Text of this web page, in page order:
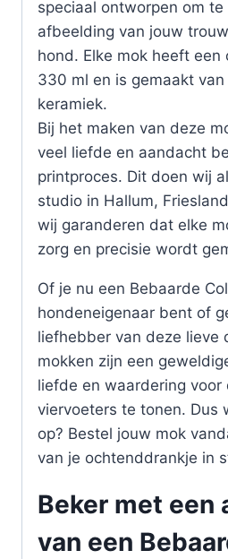
speciaal ontworpen om
afbeelding van jouw
hond. Elke mok heeft een
330 ml en is gemaakt
keramiek.
Bij het maken van deze
veel liefde en aandacht
printproces. Dit doen wij
studio in Hallum,
wij garanderen dat elke
zorg en precisie wordt
Of je nu een Bebaarde
hondeneigenaar bent of
liefhebber van deze lieve
mokken zijn een
liefde en waardering voor
viervoeters te tonen. Dus
op? Bestel jouw mok
van je ochtenddrankje in
Beker met een
van een